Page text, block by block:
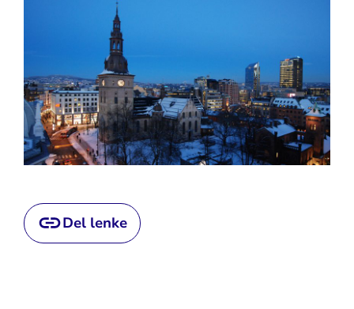
Del lenke